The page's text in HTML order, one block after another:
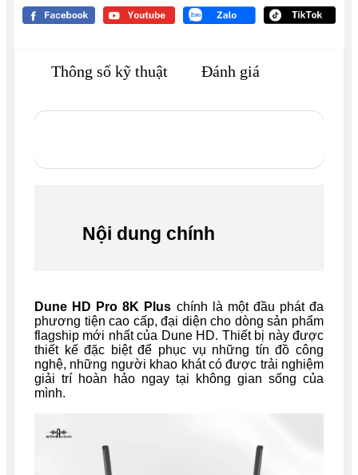
Thông số kỹ thuật Đánh giá
Nội dung chính
Dune HD Pro 8K Plus chính là một đầu phát đa
phương tiện cao cấp, đại diện cho dòng sản phẩm
flagship mới nhất của Dune HD. Thiết bị này được
thiết kế đặc biệt để phục vụ những tín đồ công
nghệ, những người khao khát có được trải nghiệm
giải trí hoàn hảo ngay tại không gian sống của
mình.